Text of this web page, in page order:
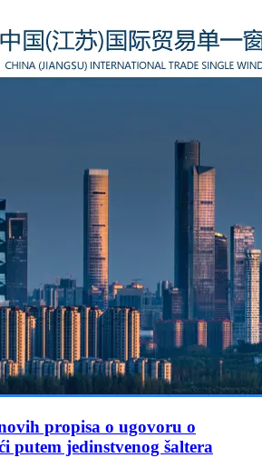
propisa o ugovoru o
putem jedinstvenog šaltera